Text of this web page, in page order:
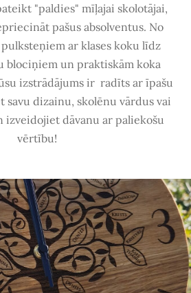
"paldies" mīļajai skolotājai,
pašus absolventus. No
ar klases koku līdz
blociņiem un praktiskām koka
izstrādājums ir radīts ar īpašu
savu dizainu, skolēnu vārdus vai
izveidojiet dāvanu ar paliekošu
vērtību!